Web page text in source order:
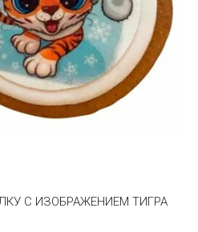
С ИЗОБРАЖЕНИЕМ ТИГРА